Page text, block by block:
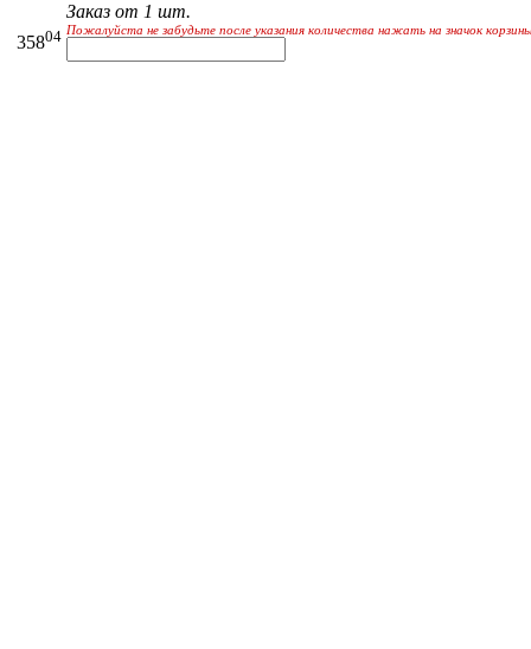
35804
Заказ от 1 шт.
Пожалуйста не забудьте после указания количества нажать на значок